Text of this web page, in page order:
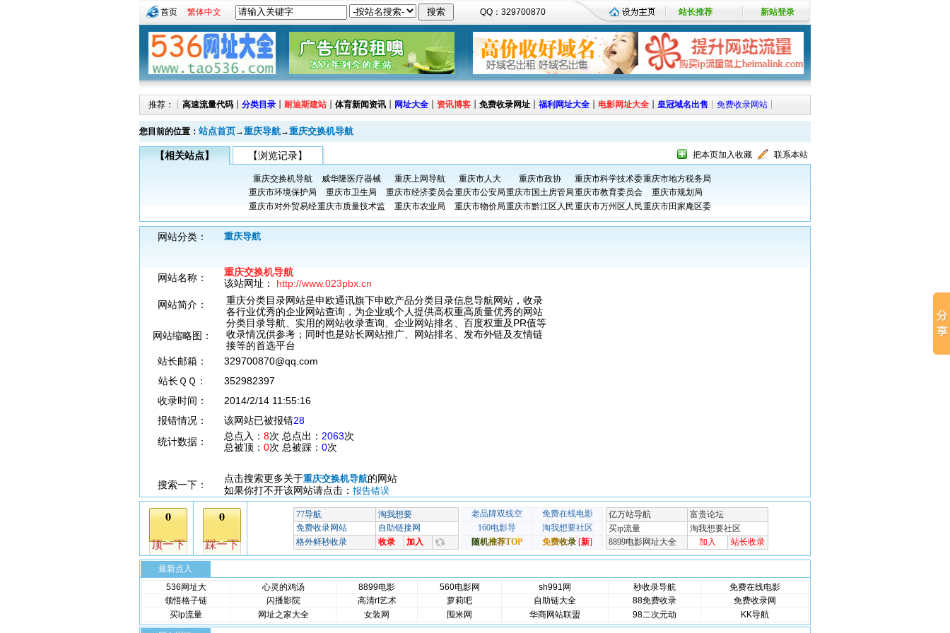
首页 繁体中文 QQ：329700870 站长推荐 新站登录
推荐：┊ 高速流量代码 ┊ 分类目录 ┊ 耐迪斯建站 ┊ 体育新闻资讯 ┊ 网址大全 ┊ 资讯博客 ┊ 免费收录网址 ┊ 福利网址大全 ┊ 电影网址大全 ┊ 皇冠域名出售 ┊ 免费收录网站 ┊
您目前的位置： 站点首页→重庆导航→重庆交换机导航
【相关站点】 【浏览记录】 把本页加入收藏 联系本站
重庆交换机导航 威华隆医疗器械 重庆上网导航 重庆市人大 重庆市政协 重庆市科学技术委重庆市地方税务局
重庆市环境保护局
重庆市卫生局 重庆市经济委员会重庆市公安局重庆市国土房管局重庆市教育委员会
重庆市规划局
重庆市对外贸易经重庆市质量技术监 重庆市农业局 重庆市物价局重庆市黔江区人民重庆市万州区人民重庆市田家庵区委
网站分类： 重庆导航
网站名称：
重庆交换机导航
该站网址： http://www.023pbx.cn
网站简介：
重庆分类目录网站是申欧通讯旗下申欧产品分类目录信息导航网站，收录
各行业优秀的企业网站查询，为企业或个人提供高权重高质量优秀的网站
分类目录导航、实用的网站收录查询、企业网站排名、百度权重及PR值等
收录情况供参考；同时也是站长网站推广、网站排名、发布外链及友情链
接等的首选平台
网站缩略图：
站长邮箱：
329700870@qq.com
站长ＱＱ：
352982397
收录时间：
2014/2/14 11:55:16
报错情况：
该网站已被报错28
统计数据：
总点入： 8次 总点出： 2063次
总被顶： 0次 总被踩： 0次
搜索一下：
点击搜索更多关于重庆交换机导航的网站
如果你打不开该网站请点击： 报告错误
最新点入
536网址大
心灵的鸡汤 8899电影 560电影网 sh991网 秒收录导航
免费在线电影
领悟格子链
闪播影院 高清rt艺术 萝莉吧 自助链大全 88免费收录
免费收录网
买ip流量
网址之家大全 女装网 囤米网 华商网站联盟 98二次元动 KK导航